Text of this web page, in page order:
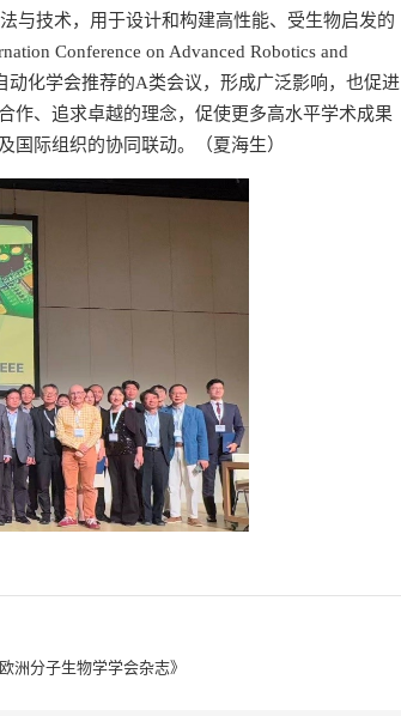
与技术，用于设计和构建高性能、受生物启发的
Conference on Advanced Robotics and
动化学会推荐的A类会议，形成广泛影响，也促进
作、追求卓越的理念，促使更多高水平学术成果
际组织的协同联动。（夏海生）
洲分子生物学学会杂志》